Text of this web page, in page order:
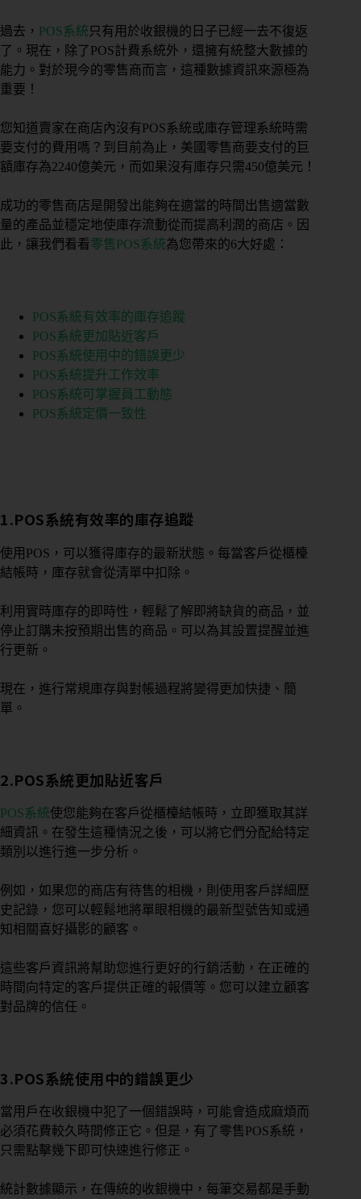
過去， POS系統只有用於收銀機的日子已經一去不復返
了。現在，除了POS計費系統外，還擁有統整大數據的
能力。對於現今的零售商而言，這種數據資訊來源極為
重要！
您知道賣家在商店內沒有POS系統或庫存管理系統時需
要支付的費用嗎？到目前為止，美國零售商要支付的巨
額庫存為2240億美元，而如果沒有庫存只需450億美元！
成功的零售商店是開發出能夠在適當的時間出售適當數
量的產品並穩定地使庫存流動從而提高利潤的商店。因
此，讓我們看看零售POS系統為您帶來的6大好處：
POS系統有效率的庫存追蹤
POS系統更加貼近客戶
POS系統使用中的錯誤更少
POS系統提升工作效率
POS系統可掌握員工動態
POS系統定價一致性
1.POS系統有效率的庫存追蹤
使用POS，可以獲得庫存的最新狀態。每當客戶從櫃檯
結帳時，庫存就會從清單中扣除。
利用實時庫存的即時性，輕鬆了解即將缺貨的商品，並
停止訂購未按預期出售的商品。可以為其設置提醒並進
行更新。
現在，進行常規庫存與對帳過程將變得更加快捷、簡
單。
2.POS系統更加貼近客戶
POS系統使您能夠在客戶從櫃檯結帳時，立即獲取其詳
細資訊。在發生這種情況之後，可以將它們分配給特定
類別以進行進一步分析。
例如，如果您的商店有待售的相機，則使用客戶詳細歷
史記錄，您可以輕鬆地將單眼相機的最新型號告知或通
知相關喜好攝影的顧客。
這些客戶資訊將幫助您進行更好的行銷活動，在正確的
時間向特定的客戶提供正確的報價等。您可以建立顧客
對品牌的信任。
3.POS系統使用中的錯誤更少
當用戶在收銀機中犯了一個錯誤時，可能會造成麻煩而
必須花費較久時間修正它。但是，有了零售POS系統，
只需點擊幾下即可快速進行修正。
統計數據顯示，在傳統的收銀機中，每筆交易都是手動